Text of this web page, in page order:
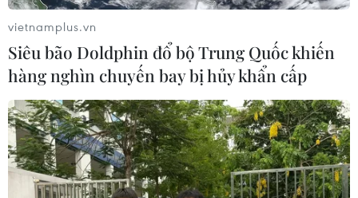
Bộ sưu tập là những thiết kế tinh xảo và phá cách, với
đường lượn eo tôn đường cong cơ thể người mẫu trong
phom dáng quen thuộc như đầm quây, cúp ngực, đuôi
cá và những thiết kế dạ hội thướt tha.
vietnamplus.vn
Siêu bão Doldphin đổ bộ Trung Quốc khiến
hàng nghìn chuyến bay bị hủy khẩn cấp